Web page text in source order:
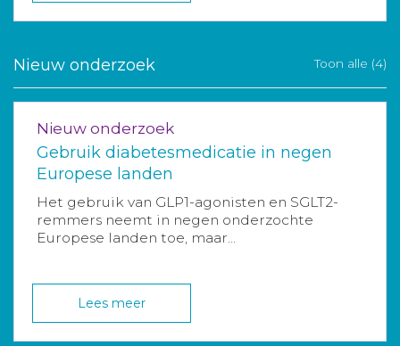
Nieuw onderzoek Toon alle (4)
Nieuw onderzoek
Gebruik diabetesmedicatie in negen
Europese landen
Het gebruik van GLP1-agonisten en SGLT2-
remmers neemt in negen onderzochte
Europese landen toe, maar...
Lees meer